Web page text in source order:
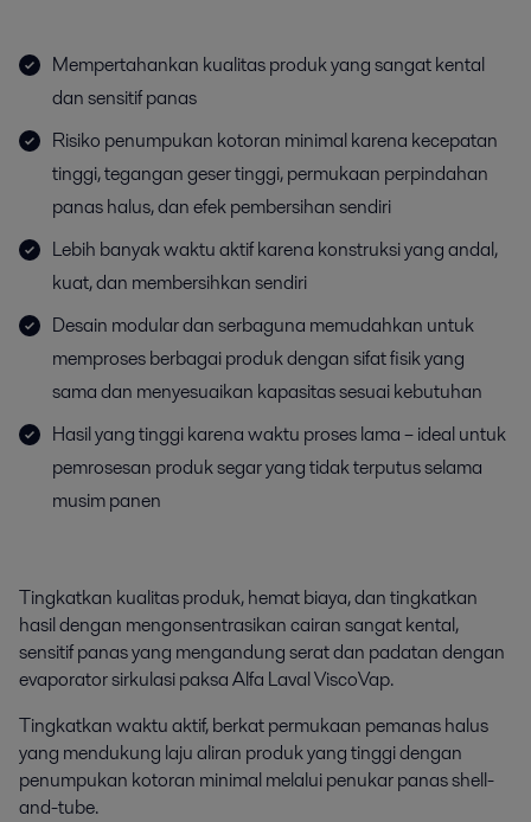
Mempertahankan kualitas produk yang sangat kental
dan sensitif panas
Risiko penumpukan kotoran minimal karena kecepatan
tinggi, tegangan geser tinggi, permukaan perpindahan
panas halus, dan efek pembersihan sendiri
Lebih banyak waktu aktif karena konstruksi yang andal,
kuat, dan membersihkan sendiri
Desain modular dan serbaguna memudahkan untuk
memproses berbagai produk dengan sifat fisik yang
sama dan menyesuaikan kapasitas sesuai kebutuhan
Hasil yang tinggi karena waktu proses lama – ideal untuk
pemrosesan produk segar yang tidak terputus selama
musim panen
Tingkatkan kualitas produk, hemat biaya, dan tingkatkan
hasil dengan mengonsentrasikan cairan sangat kental,
sensitif panas yang mengandung serat dan padatan dengan
evaporator sirkulasi paksa Alfa Laval ViscoVap.
Tingkatkan waktu aktif, berkat permukaan pemanas halus
yang mendukung laju aliran produk yang tinggi dengan
penumpukan kotoran minimal melalui penukar panas shell-
and-tube.